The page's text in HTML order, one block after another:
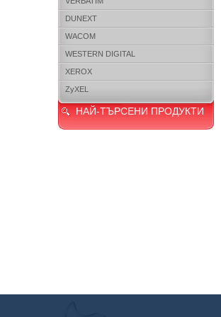
DUNEXT
WACOM
WESTERN DIGITAL
XEROX
ZyXEL
НАЙ-ТЪРСЕНИ ПРОДУКТИ